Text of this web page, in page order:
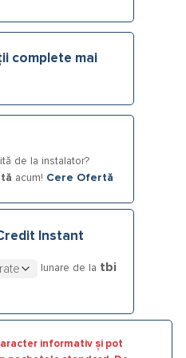
complete mai
de la instalator?
acum! Cere Ofertă
Instant
lunare de la tbi
informativ și pot